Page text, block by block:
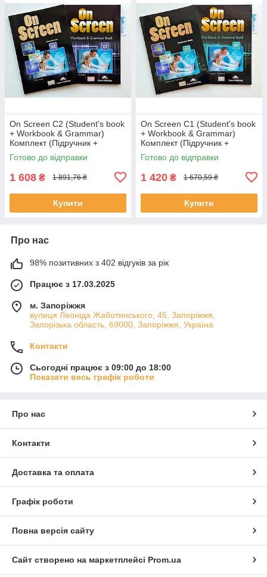
On Screen C2 (Student's book
+ Workbook & Grammar)
Комплект (Підручник +
робочий зошит)
Готово до відправки
1 608 ₴ 1 891,76 ₴
Купити
On Screen C1 (Student's book
+ Workbook & Grammar)
Комплект (Підручник +
робочий зошит)
Готово до відправки
1 420 ₴ 1 670,59 ₴
Купити
Про нас
98% позитивних з 402 відгуків за рік
Працює з 17.03.2025
м. Запоріжжя
вулиця Леоніда Жаботинського, 45, Запоріжжя,
Запорізька область, 69000, Запоріжжя, Україна
Контакти
Сьогодні працює з 09:00 до 18:00
Показати весь графік роботи
Про нас
Контакти
Доставка та оплата
Графік роботи
Повна версія сайту
Сайт створено на маркетплейсі Prom.ua